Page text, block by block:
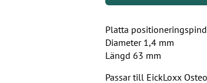
Platta
Diameter 1,4 mm
Längd 63 mm
Passar till EickLoxx